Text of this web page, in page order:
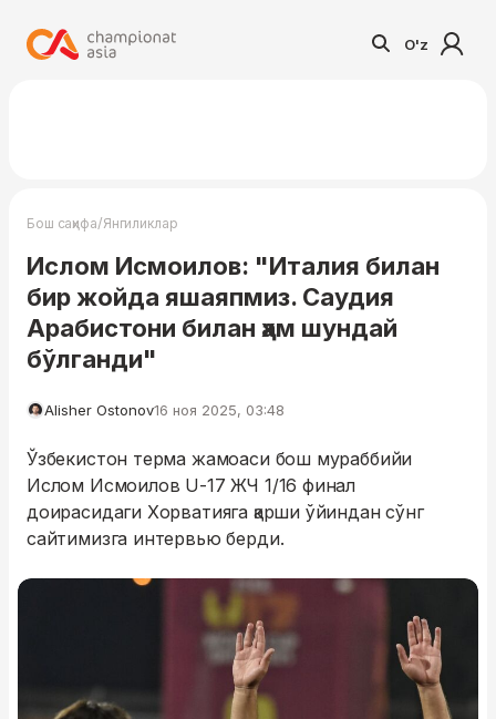
O'z
Бош саҳифа/Янгиликлар
Ислом Исмоилов: "Италия билан
бир жойда яшаяпмиз. Саудия
Арабистони билан ҳам шундай
бўлганди"
Alisher Ostonov16 ноя 2025, 03:48
Ўзбекистон терма жамоаси бош мураббийи
Ислом Исмоилов U-17 ЖЧ 1/16 финал
доирасидаги Хорватияга қарши ўйиндан сўнг
сайтимизга интервью берди.